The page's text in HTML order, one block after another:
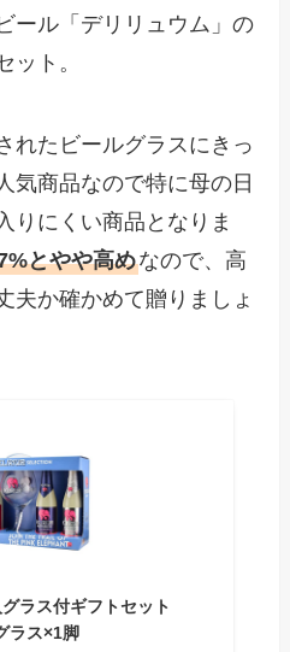
ール「デリリュウム」の
ット。
れたビールグラスにきっ
気商品なので特に母の日
りにくい商品となりま
とやや高めなので、高
夫か確かめて贈りましょ
ラス付ギフトセット
ラス×1脚